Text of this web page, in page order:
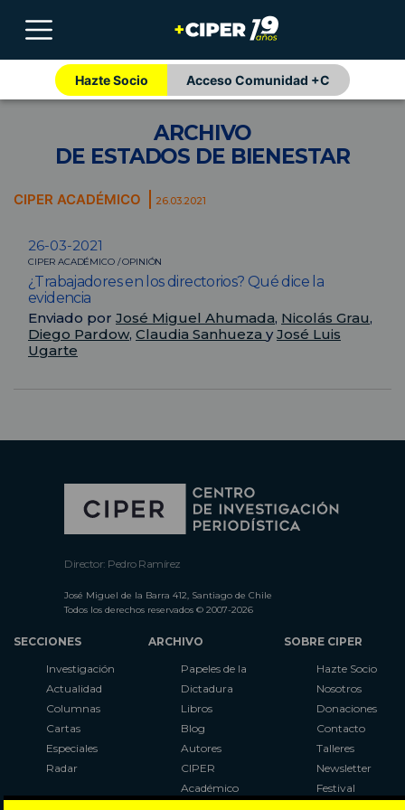
Hazte Socio Acceso Comunidad +C
ARCHIVO
DE ESTADOS DE BIENESTAR
CIPER ACADÉMICO 26.03.2021
26-03-2021
CIPER ACADÉMICO / OPINIÓN
¿Trabajadores en los directorios? Qué dice la
evidencia
Enviado por José Miguel Ahumada, Nicolás Grau,
Diego Pardow, Claudia Sanhueza yJosé Luis
Ugarte
Director: Pedro Ramírez
José Miguel de la Barra 412, Santiago de Chile
Todos los derechos reservados © 2007-2026
SECCIONES
Investigación
Actualidad
Columnas
Cartas
Especiales
Radar
ARCHIVO
Papeles de la
Dictadura
Libros
Blog
Autores
CIPER
Académico
SOBRE CIPER
Hazte Socio
Nosotros
Donaciones
Contacto
Talleres
Newsletter
Festival